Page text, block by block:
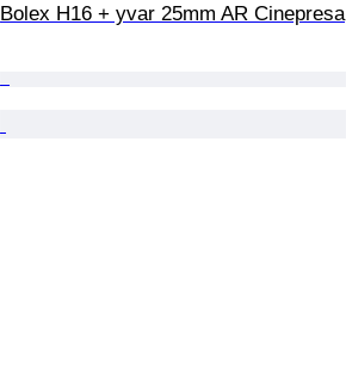
Bolex H16 + yvar 25mm AR Cinepresa